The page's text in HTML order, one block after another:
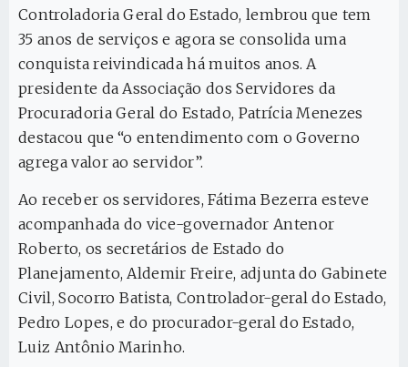
Controladoria Geral do Estado, lembrou que tem
35 anos de serviços e agora se consolida uma
conquista reivindicada há muitos anos. A
presidente da Associação dos Servidores da
Procuradoria Geral do Estado, Patrícia Menezes
destacou que “o entendimento com o Governo
agrega valor ao servidor”.
Ao receber os servidores, Fátima Bezerra esteve
acompanhada do vice-governador Antenor
Roberto, os secretários de Estado do
Planejamento, Aldemir Freire, adjunta do Gabinete
Civil, Socorro Batista, Controlador-geral do Estado,
Pedro Lopes, e do procurador-geral do Estado,
Luiz Antônio Marinho.